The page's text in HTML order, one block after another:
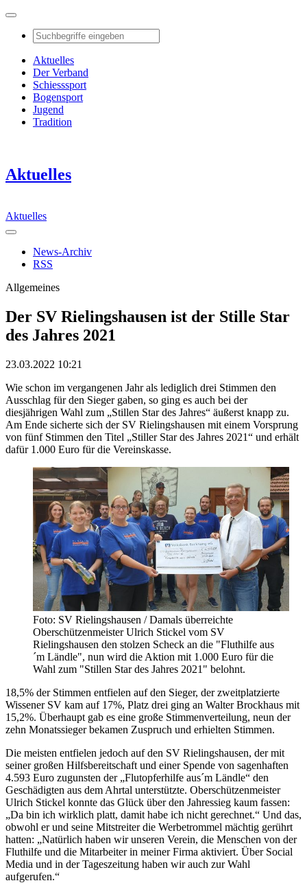
Aktuelles
Der Verband
Schiesssport
Bogensport
Jugend
Tradition
Aktuelles
Aktuelles
News-Archiv
RSS
Allgemeines
Der SV Rielingshausen ist der Stille Star
des Jahres 2021
23.03.2022 10:21
Wie schon im vergangenen Jahr als lediglich drei Stimmen den
Ausschlag für den Sieger gaben, so ging es auch bei der
diesjährigen Wahl zum „Stillen Star des Jahres“ äußerst knapp zu.
Am Ende sicherte sich der SV Rielingshausen mit einem Vorsprung
von fünf Stimmen den Titel „Stiller Star des Jahres 2021“ und erhält
dafür 1.000 Euro für die Vereinskasse.
Foto: SV Rielingshausen / Damals überreichte
Oberschützenmeister Ulrich Stickel vom SV
Rielingshausen den stolzen Scheck an die "Fluthilfe aus
´m Ländle", nun wird die Aktion mit 1.000 Euro für die
Wahl zum "Stillen Star des Jahres 2021" belohnt.
18,5% der Stimmen entfielen auf den Sieger, der zweitplatzierte
Wissener SV kam auf 17%, Platz drei ging an Walter Brockhaus mit
15,2%. Überhaupt gab es eine große Stimmenverteilung, neun der
zehn Monatssieger bekamen Zuspruch und erhielten Stimmen.
Die meisten entfielen jedoch auf den SV Rielingshausen, der mit
seiner großen Hilfsbereitschaft und einer Spende von sagenhaften
4.593 Euro zugunsten der „Flutopferhilfe aus´m Ländle“ den
Geschädigten aus dem Ahrtal unterstützte. Oberschützenmeister
Ulrich Stickel konnte das Glück über den Jahressieg kaum fassen:
„Da bin ich wirklich platt, damit habe ich nicht gerechnet.“ Und das,
obwohl er und seine Mitstreiter die Werbetrommel mächtig gerührt
hatten: „Natürlich haben wir unseren Verein, die Menschen von der
Fluthilfe und die Mitarbeiter in meiner Firma aktiviert. Über Social
Media und in der Tageszeitung haben wir auch zur Wahl
aufgerufen.“